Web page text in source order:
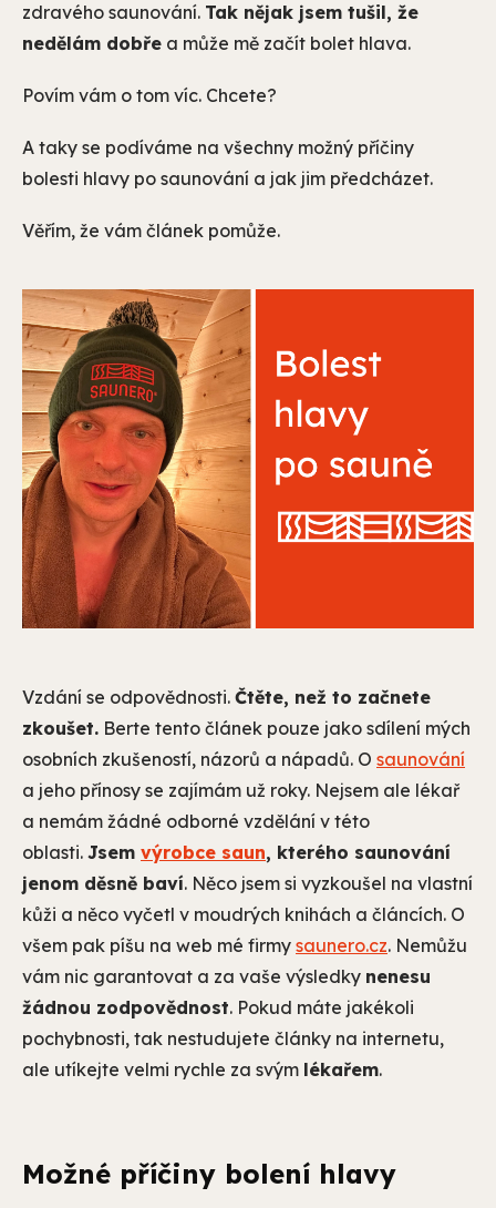
zdravého saunování. Tak nějak jsem tušil, že
nedělám dobře a může mě začít bolet hlava.
Povím vám o tom víc. Chcete?
A taky se podíváme na všechny možný příčiny
bolesti hlavy po saunování a jak jim předcházet.
Věřím, že vám článek pomůže.
Vzdání se odpovědnosti. Čtěte, než to začnete
zkoušet. Berte tento článek pouze jako sdílení mých
osobních zkušeností, názorů a nápadů. O saunování
a jeho přínosy se zajímám už roky. Nejsem ale lékař
a nemám žádné odborné vzdělání v této
oblasti. Jsem výrobce saun, kterého saunování
jenom děsně baví. Něco jsem si vyzkoušel na vlastní
kůži a něco vyčetl v moudrých knihách a článcích. O
všem pak píšu na web mé firmy saunero.cz. Nemůžu
vám nic garantovat a za vaše výsledky nenesu
žádnou zodpovědnost. Pokud máte jakékoli
pochybnosti, tak nestudujete články na internetu,
ale utíkejte velmi rychle za svým lékařem.
Možné příčiny bolení hlavy